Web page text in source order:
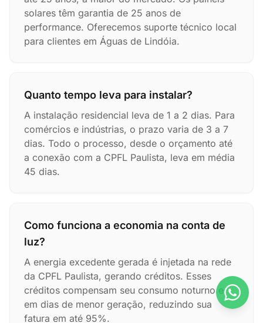
solares têm garantia de 25 anos de
performance. Oferecemos suporte técnico local
para clientes em Águas de Lindóia.
Quanto tempo leva para instalar?
A instalação residencial leva de 1 a 2 dias. Para
comércios e indústrias, o prazo varia de 3 a 7
dias. Todo o processo, desde o orçamento até
a conexão com a CPFL Paulista, leva em média
45 dias.
Como funciona a economia na conta de
luz?
A energia excedente gerada é injetada na rede
da CPFL Paulista, gerando créditos. Esses
créditos compensam seu consumo noturno e
em dias de menor geração, reduzindo sua
fatura em até 95%.